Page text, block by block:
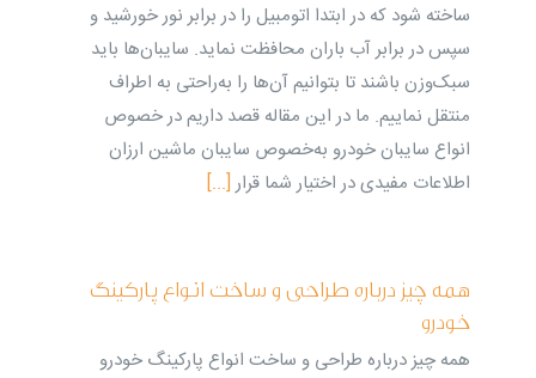
ساخته شود که در ابتدا اتومبیل را در برابر نور خورشید و
سپس در برابر آب باران محافظت نماید. سایبان‌ها باید
سبک‌وزن باشند تا بتوانیم آن‌ها را به‌راحتی به اطراف
منتقل نماییم. ما در این مقاله قصد داریم در خصوص
انواع سایبان خودرو به‌خصوص سایبان ماشین ارزان
اطلاعات مفیدی در اختیار شما قرار[...]
همه چیز درباره طراحی و ساخت انواع پارکینگ
خودرو
همه چیز درباره طراحی و ساخت انواع پارکینگ خودرو